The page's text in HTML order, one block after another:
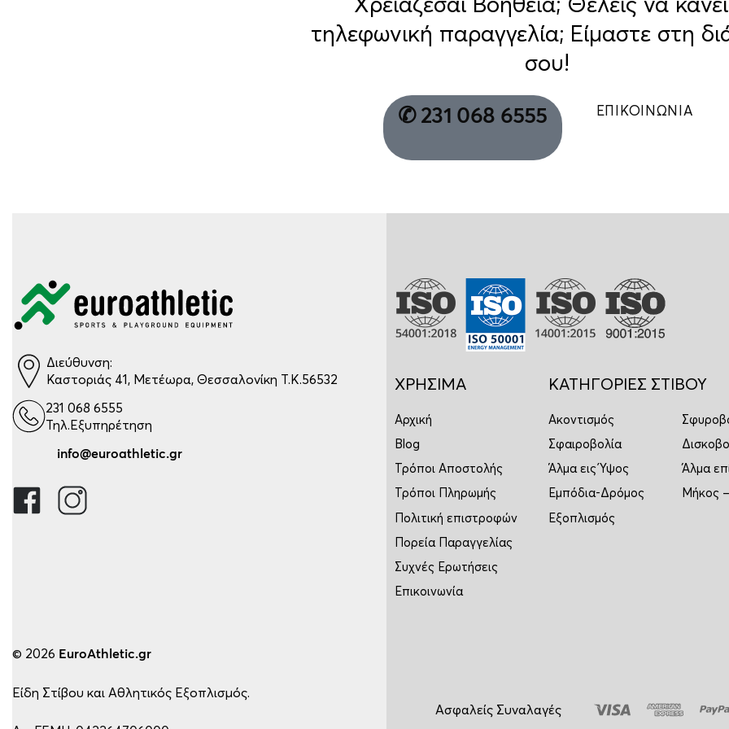
τηλεφωνική παραγγελία; Είμαστε στη
σου!
✆ 231 068 6555 ΕΠΙΚΟΙΝΩΝΙΑ
Διεύθυνση:
Καστοριάς 41, Μετέωρα, Θεσσαλονίκη Τ.Κ.56532
231 068 6555
Τηλ.Εξυπηρέτηση
info@euroathletic.gr
ΧΡΗΣΙΜΑ
Αρχική
Blog
Τρόποι Αποστολής
Τρόποι Πληρωμής
Πολιτική επιστροφών
Πορεία Παραγγελίας
Συχνές Ερωτήσεις
Επικοινωνία
ΚΑΤΗΓΟΡΙΕΣ ΣΤΙΒΟΥ
Ακοντισμός
Σφαιροβολία
Άλμα εις Ύψος
Άλμα
Εμπόδια-Δρόμος
Μήκος
Εξοπλισμός
© 2026 EuroAthletic.gr
Είδη Στίβου και Αθλητικός Εξοπλισμός.
Ασφαλείς Συναλαγές